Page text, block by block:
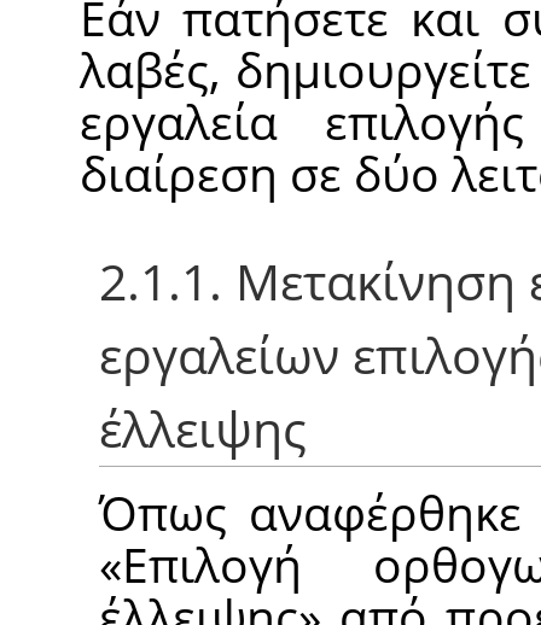
Εάν πατήσετε και
λαβές,
εργαλεία
διαίρεση σε δύο
2.1.1.
εργαλείων
έλλειψης
Όπως αναφέρθηκε
«Επιλογή